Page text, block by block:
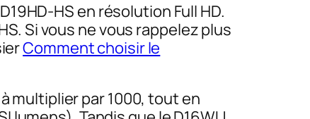
HS en résolution Full HD.
Si vous ne vous rappelez plus
Comment choisir le
multiplier par 1000, tout en